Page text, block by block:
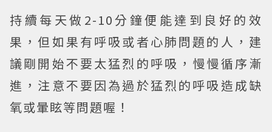
持續每天做2-10分鐘便能達到良好的效
果，但如果有呼吸或者心肺問題的人，建
議剛開始不要太猛烈的呼吸，慢慢循序漸
進，注意不要因為過於猛烈的呼吸造成缺
氧或暈眩等問題喔！